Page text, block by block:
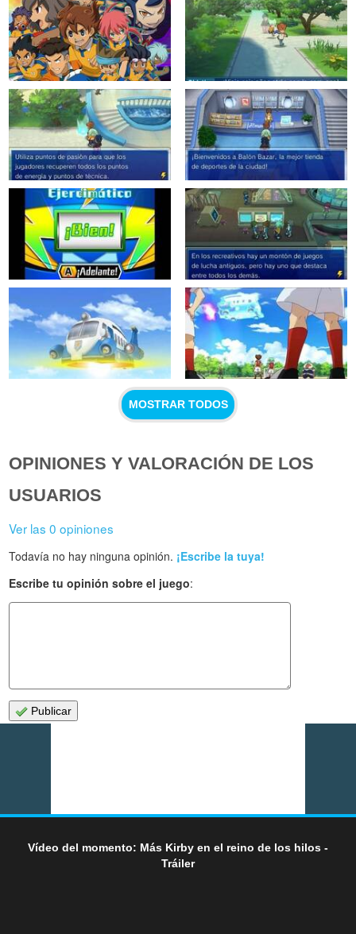
MOSTRAR TODOS
OPINIONES Y VALORACIÓN DE LOS
USUARIOS
Ver las 0 opiniones
Todavía no hay ninguna opinión. ¡Escribe la tuya!
Escribe tu opinión sobre el juego:
Publicar
Vídeo del momento: Más Kirby en el reino de los hilos -
Tráiler